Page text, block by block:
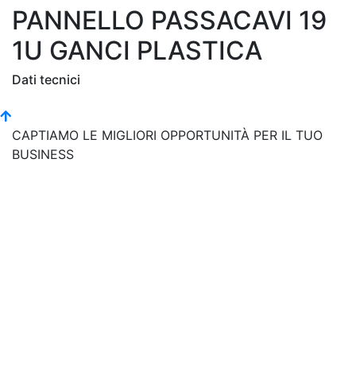
PANNELLO PASSACAVI 19
1U GANCI PLASTICA
Dati tecnici
CAPTIAMO LE MIGLIORI OPPORTUNITÀ PER IL TUO
BUSINESS